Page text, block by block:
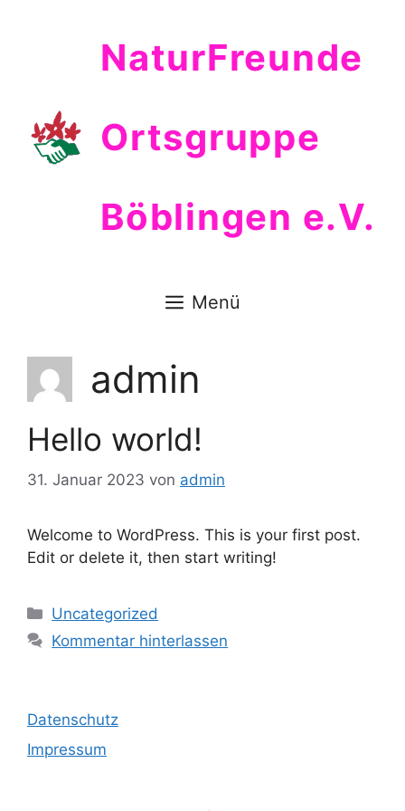
NaturFreunde
Ortsgruppe
Böblingen e.V.
Menü
admin
Hello world!
31. Januar 2023 von admin
Welcome to WordPress. This is your first post.
Edit or delete it, then start writing!
Kategorien
Uncategorized
Kommentar hinterlassen
Datenschutz
Impressum